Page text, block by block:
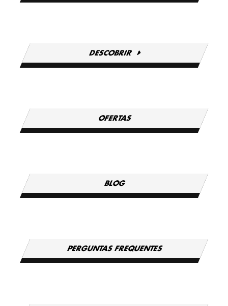
DESCOBRIR
OFERTAS
BLOG
PERGUNTAS FREQUENTES